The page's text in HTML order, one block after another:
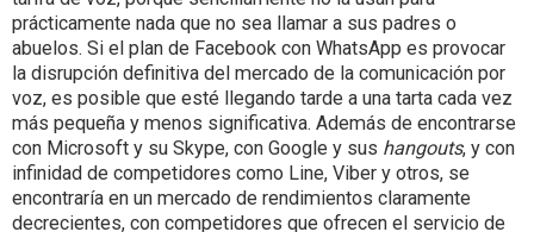
prácticamente nada que no sea llamar a sus padres o
abuelos. Si el plan de Facebook con WhatsApp es provocar
la disrupción definitiva del mercado de la comunicación por
voz, es posible que esté llegando tarde a una tarta cada vez
más pequeña y menos significativa. Además de encontrarse
con Microsoft y su Skype, con Google y sus hangouts, y con
infinidad de competidores como Line, Viber y otros, se
encontraría en un mercado de rendimientos claramente
decrecientes, con competidores que ofrecen el servicio de